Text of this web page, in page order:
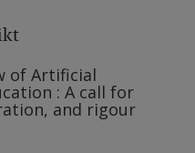
of Artificial
: A call for
and rigour